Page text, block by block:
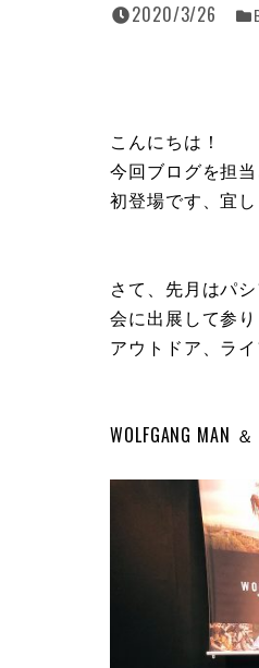
2020/3/26
こんにちは！
今回ブログを担当
初登場です、宜し
さて、先月はパ
会に出展して参り
アウトドア、ラ
WOLFGANG MAN